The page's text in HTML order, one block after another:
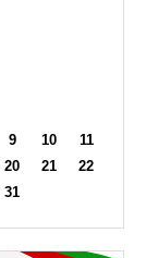
9 10
11
20 21
22
31